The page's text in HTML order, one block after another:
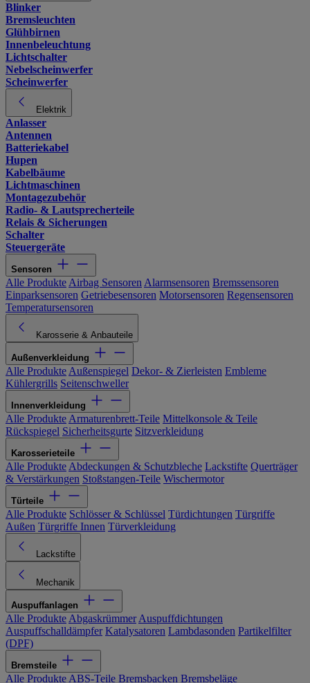
Blinker
Bremsleuchten
Glühbirnen
Innenbeleuchtung
Lichtschalter
Nebelscheinwerfer
Scheinwerfer
Elektrik
Anlasser
Antennen
Batteriekabel
Hupen
Kabelbäume
Lichtmaschinen
Montagezubehör
Radio- & Lautsprecherteile
Relais & Sicherungen
Schalter
Steuergeräte
Sensoren
Alle Produkte Airbag Sensoren Alarmsensoren Bremssensoren
Einparksensoren Getriebesensoren Motorsensoren Regensensoren
Temperatursensoren
Karosserie & Anbauteile
Außenverkleidung
Alle Produkte Außenspiegel Dekor- & Zierleisten Embleme
Kühlergrills Seitenschweller
Innenverkleidung
Alle Produkte Armaturenbrett-Teile Mittelkonsole & Teile
Rückspiegel Sicherheitsgurte Sitzverkleidung
Karosserieteile
Alle Produkte Abdeckungen & Schutzbleche Lackstifte Querträger
& Verstärkungen Stoßstangen-Teile Wischermotor
Türteile
Alle Produkte Schlösser & Schlüssel Türdichtungen Türgriffe
Außen Türgriffe Innen Türverkleidung
Lackstifte
Mechanik
Auspuffanlagen
Alle Produkte Abgaskrümmer Auspuffdichtungen
Auspuffschalldämpfer Katalysatoren Lambdasonden Partikelfilter
(DPF)
Bremsteile
Alle Produkte ABS-Teile Bremsbacken Bremsbeläge